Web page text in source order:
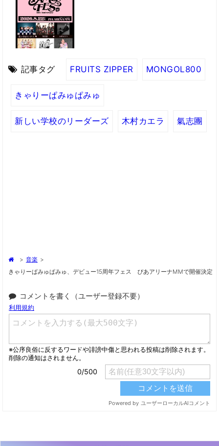
記事タグ FRUITS ZIPPER MONGOL800
きゃりーぱみゅぱみゅ
新しい学校のリーダーズ 木村カエラ 氣志團
> 音楽 >
きゃりーぱみゅぱみゅ、デビュー15周年フェス ぴあアリーナMMで開催決定
コメントを書く（ユーザー登録不要）